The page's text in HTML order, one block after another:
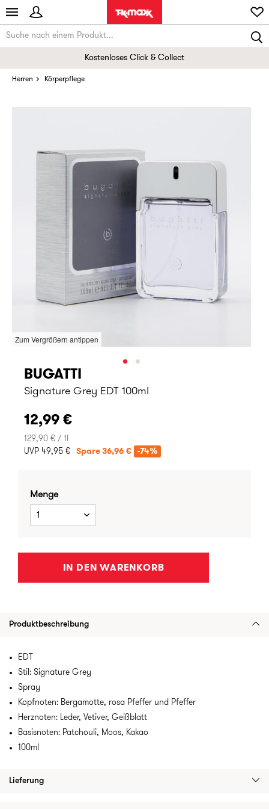
Kostenloses Click & Collect
Herren Körperpflege
Zum Vergrößern antippen
BUGATTI
Signature Grey EDT 100ml
12,99 €
129,90 € / 1l
UVP 49,95 €
Spare 36,96 € -74%
Menge
1
IN DEN WARENKORB
Produktbeschreibung
EDT
Stil: Signature Grey
Spray
Kopfnoten: Bergamotte, rosa Pfeffer und Pfeffer
Herznoten: Leder, Vetiver, Geißblatt
Basisnoten: Patchouli, Moos, Kakao
100ml
Lieferung